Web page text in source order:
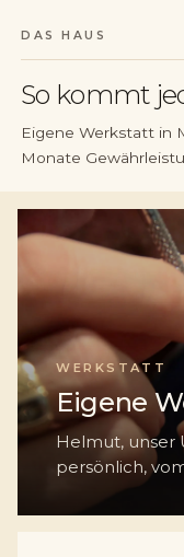
DAS HAUS
So kommt
Eigene Werkstatt in
Monate
WERKSTATT
Eigene
Helmut, unser
persönlich,